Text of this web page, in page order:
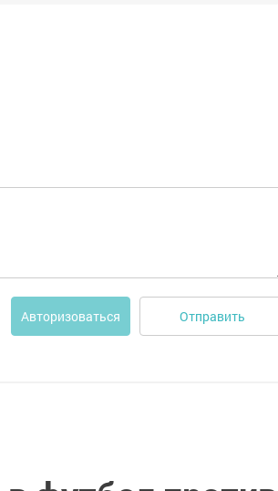
Авторизоваться Отправить